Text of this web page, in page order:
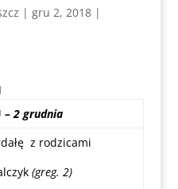
| gru 2, 2018|
– 2 grudnia
z rodzicami
(greg. 2)